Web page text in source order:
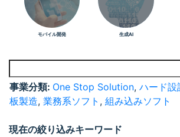
モバイル開発 生成AI
事業分類: One Stop Solution, ハード設
板製造, 業務系ソフト , 組み込みソフト
現在の絞り込みキーワード